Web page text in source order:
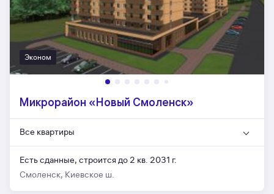
Эконом
Микрорайон «Новый Смоленск»
Все квартиры
Есть сданные, строится до 2 кв. 2031 г.
Смоленск, Киевское ш.